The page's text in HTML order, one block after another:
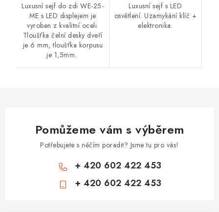
Luxusní sejf do zdi WE-25-
ME s LED displejem je
vyroben z kvalitní oceli.
Tloušťka čelní desky dveří
je 6 mm, tloušťka korpusu
je 1,5mm.
Luxusní sejf s LED
osvětlení. Uzamykání klíč +
elektronika.
Pomůžeme vám s výběrem
Potřebujete s něčím poradit? Jsme tu pro vás!
+ 420 602 422 453
+ 420 602 422 453